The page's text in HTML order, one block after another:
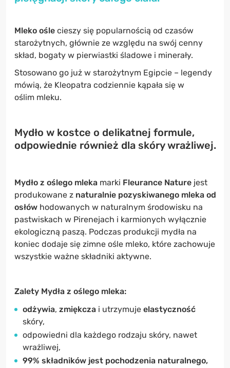
Mleko ośle cieszy się popularnością od czasów
starożytnych, głównie ze względu na swój cenny
skład, bogaty w pierwiastki śladowe i minerały.
Stosowano go już w starożytnym Egipcie – legendy
mówią, że Kleopatra codziennie kąpała się w
oślim mleku.
Mydło w kostce o delikatnej formule,
odpowiednie również dla skóry wrażliwej.
Mydło z oślego mleka marki Fleurance Nature jest
produkowane z naturalnie pozyskiwanego mleka od
osłów hodowanych w naturalnym środowisku na
pastwiskach w Pirenejach i karmionych wyłącznie
ekologiczną paszą. Podczas produkcji mydła na
koniec dodaje się zimne ośle mleko, które zachowuje
wszystkie ważne składniki aktywne.
Zalety Mydła z oślego mleka:
odżywia, zmiękcza i utrzymuje elastyczność
skóry,
odpowiedni dla każdego rodzaju skóry, nawet
wrażliwej,
99% składników jest pochodzenia naturalnego,